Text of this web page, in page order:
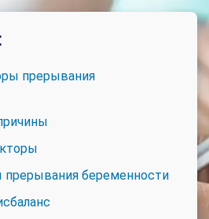
прерывания
прерывания беременности